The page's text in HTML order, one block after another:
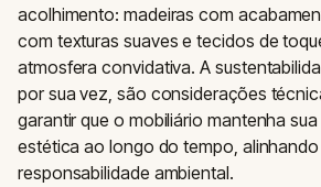
acolhimento: madeiras com
com texturas suaves e tecidos de
atmosfera convidativa. A
por sua vez, são considerações
garantir que o mobiliário mantenha
estética ao longo do tempo,
responsabilidade ambiental.